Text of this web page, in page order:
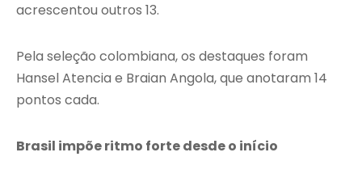
acrescentou outros 13.
Pela seleção colombiana, os destaques foram
Hansel Atencia e Braian Angola, que anotaram 14
pontos cada.
Brasil impõe ritmo forte desde o início